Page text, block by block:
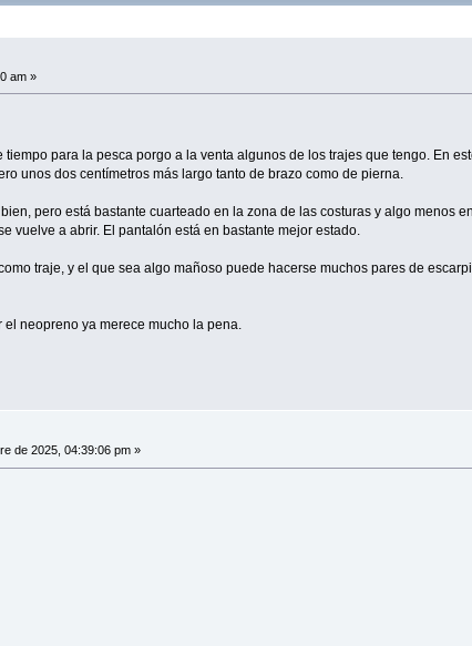
am »
tiempo para la pesca porgo a la venta algunos de los trajes que tengo. En
unos dos centímetros más largo tanto de brazo como de pierna.
pero está bastante cuarteado en la zona de las costuras y algo menos
vuelve a abrir. El pantalón está en bastante mejor estado.
traje, y el que sea algo mañoso puede hacerse muchos pares de
neopreno ya merece mucho la pena.
de 2025, 04:39:06 pm »